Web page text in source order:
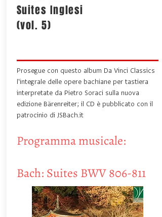
Suites Inglesi
(vol. 5)
Prosegue con questo album Da Vinci Classics
l'integrale delle opere bachiane per tastiera
interpretate da Pietro Soraci sulla nuova
edizione Bärenreiter; il CD è pubblicato con il
patrocinio di JSBach.it
Programma musicale:
Bach: Suites BWV 806-811